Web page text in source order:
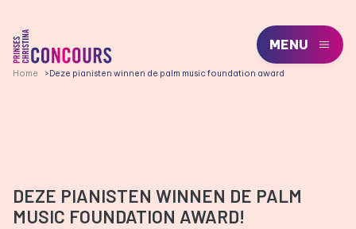
PCC LOGO, GA NAAR DE HOMEPAGE MENU
Home Deze pianisten winnen de palm music foundation award
DEZE PIANISTEN WINNEN DE PALM
MUSIC FOUNDATION AWARD!